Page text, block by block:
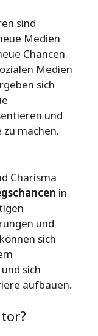
sind
Medien
Chancen
Medien
sich
und
zu machen.
Charisma
in
und
sich
sich
aufbauen.